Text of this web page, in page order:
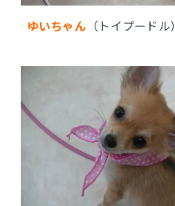
ゆいちゃん （トイプードル）